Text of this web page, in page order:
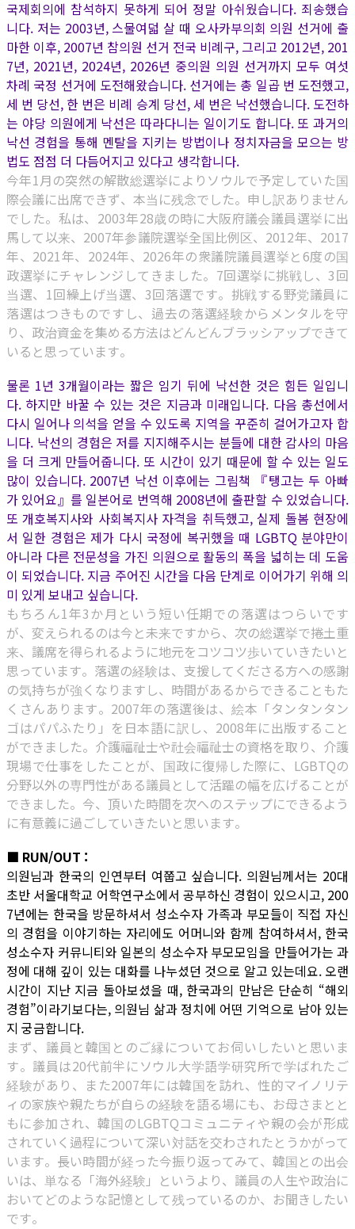
국제회의에 참석하지 못하게 되어 정말 아쉬웠습니다. 죄송했습
니다. 저는 2003년, 스물여덟 살 때 오사카부의회 의원 선거에 출
마한 이후, 2007년 참의원 선거 전국 비례구, 그리고 2012년, 201
7년, 2021년, 2024년, 2026년 중의원 의원 선거까지 모두 여섯
차례 국정 선거에 도전해왔습니다. 선거에는 총 일곱 번 도전했고,
세 번 당선, 한 번은 비례 승계 당선, 세 번은 낙선했습니다. 도전하
는 야당 의원에게 낙선은 따라다니는 일이기도 합니다. 또 과거의
낙선 경험을 통해 멘탈을 지키는 방법이나 정치자금을 모으는 방
법도 점점 더 다듬어지고 있다고 생각합니다.
今年1月の突然の解散総選挙によりソウルで予定していた国
際会議に出席できず、本当に残念でした。申し訳ありません
でした。私は、2003年28歳の時に大阪府議会議員選挙に出
馬して以来、2007年参議院選挙全国比例区、2012年、2017
年、2021年、2024年、2026年の衆議院議員選挙と6度の国
政選挙にチャレンジしてきました。7回選挙に挑戦し、3回
当選、1回繰上げ当選、3回落選です。挑戦する野党議員に
落選はつきものですし、過去の落選経験からメンタルを守
り、政治資金を集める方法はどんどんブラッシアップできて
いると思っています。
물론 1년 3개월이라는 짧은 임기 뒤에 낙선한 것은 힘든 일입니
다. 하지만 바꿀 수 있는 것은 지금과 미래입니다. 다음 총선에서
다시 일어나 의석을 얻을 수 있도록 지역을 꾸준히 걸어가고자 합
니다. 낙선의 경험은 저를 지지해주시는 분들에 대한 감사의 마음
을 더 크게 만들어줍니다. 또 시간이 있기 때문에 할 수 있는 일도
많이 있습니다. 2007년 낙선 이후에는 그림책 『탱고는 두 아빠
가 있어요』를 일본어로 번역해 2008년에 출판할 수 있었습니다.
또 개호복지사와 사회복지사 자격을 취득했고, 실제 돌봄 현장에
서 일한 경험은 제가 다시 국정에 복귀했을 때 LGBTQ 분야만이
아니라 다른 전문성을 가진 의원으로 활동의 폭을 넓히는 데 도움
이 되었습니다. 지금 주어진 시간을 다음 단계로 이어가기 위해 의
미 있게 보내고 싶습니다.
もちろん1年3か月という短い任期での落選はつらいです
が、変えられるのは今と未来ですから、次の総選挙で捲土重
来、議席を得られるように地元をコツコツ歩いていきたいと
思っています。落選の経験は、支援してくださる方への感謝
の気持ちが強くなりますし、時間があるからできることもた
くさんあります。2007年の落選後は、絵本「タンタンタン
ゴはパパふたり」を日本語に訳し、2008年に出版すること
ができました。介護福祉士や社会福祉士の資格を取り、介護
現場で仕事をしたことが、国政に復帰した際に、LGBTQの
分野以外の専門性がある議員として活躍の幅を広げることが
できました。今、頂いた時間を次へのステップにできるよう
に有意義に過ごしていきたいと思います。
■ RUN/OUT :
의원님과 한국의 인연부터 여쭙고 싶습니다. 의원님께서는 20대
초반 서울대학교 어학연구소에서 공부하신 경험이 있으시고, 200
7년에는 한국을 방문하셔서 성소수자 가족과 부모들이 직접 자신
의 경험을 이야기하는 자리에도 어머니와 함께 참여하셔서, 한국
성소수자 커뮤니티와 일본의 성소수자 부모모임을 만들어가는 과
정에 대해 깊이 있는 대화를 나누셨던 것으로 알고 있는데요. 오랜
시간이 지난 지금 돌아보셨을 때, 한국과의 만남은 단순히 “해외
경험”이라기보다는, 의원님 삶과 정치에 어떤 기억으로 남아 있는
지 궁금합니다.
まず、議員と韓国とのご縁についてお伺いしたいと思いま
す。議員は20代前半にソウル大学語学研究所で学ばれたご
経験があり、また2007年には韓国を訪れ、性的マイノリテ
ィの家族や親たちが自らの経験を語る場にも、お母さまとと
もに参加され、韓国のLGBTQコミュニティや親の会が形成
されていく過程について深い対話を交わされたとうかがって
います。長い時間が経った今振り返ってみて、韓国との出会
いは、単なる「海外経験」というより、議員の人生や政治に
おいてどのような記憶として残っているのか、お聞きしたい
です。